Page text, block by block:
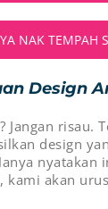
NAK TEMPAH
Design
Jangan risau.
design
nyatakan
kami akan